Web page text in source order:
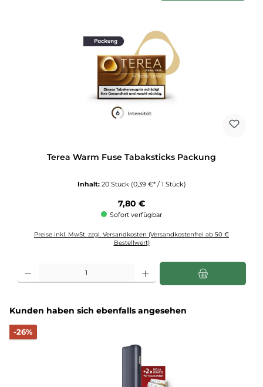
Terea Warm Fuse Tabaksticks Packung
Inhalt: 20 Stück (0,39 €* / 1 Stück)
Regulärer Preis:
7,80 €
Sofort verfügbar
Preise inkl. MwSt. zzgl. Versandkosten (Versandkostenfrei ab 50 €
Bestellwert)
Produkt Anzahl: Gib den gewünschten Wert ein oder benutze die Schaltflächen
Produktgalerie überspringen
Kunden haben sich ebenfalls angesehen
-26%Rabatt